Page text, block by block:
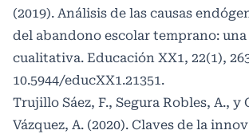
(2019). Análisis de las causas
del abandono escolar temprano:
cualitativa. Educación XX1, 22(1),
10.5944/educXX1.21351.
Trujillo Sáez, F., Segura Robles, A., y
Vázquez, A. (2020). Claves de la